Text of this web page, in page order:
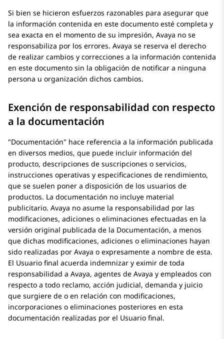
Si bien se hicieron esfuerzos razonables para asegurar que
la información contenida en este documento esté completa y
sea exacta en el momento de su impresión, Avaya no se
responsabiliza por los errores. Avaya se reserva el derecho
de realizar cambios y correcciones a la información contenida
en este documento sin la obligación de notificar a ninguna
persona u organización dichos cambios.
Exención de responsabilidad con respecto
a la documentación
Documentación
hace referencia a la información publicada
en diversos medios, que puede incluir información del
producto, descripciones de suscripciones o servicios,
instrucciones operativas y especificaciones de rendimiento,
que se suelen poner a disposición de los usuarios de
productos. La documentación no incluye material
publicitario. Avaya no asume la responsabilidad por las
modificaciones, adiciones o eliminaciones efectuadas en la
versión original publicada de la Documentación, a menos
que dichas modificaciones, adiciones o eliminaciones hayan
sido realizadas por Avaya o expresamente a nombre de esta.
El Usuario final acuerda indemnizar y eximir de toda
responsabilidad a Avaya, agentes de Avaya y empleados con
respecto a todo reclamo, acción judicial, demanda y juicio
que surgiere de o en relación con modificaciones,
incorporaciones o eliminaciones posteriores en esta
documentación realizadas por el Usuario final.